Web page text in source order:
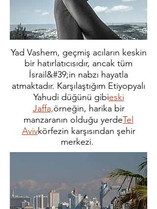
Yad Vashem, geçmiş acıların keskin
bir hatırlatıcısıdır, ancak tüm
İsrail&#39;in nabzı hayatla
atmaktadır. Karşılaştığım Etiyopyalı
Yahudi düğünü gibieski
Jaffa,örneğin, harika bir
manzaranın olduğu yerdeTel
Avivkörfezin karşısından şehir
merkezi.